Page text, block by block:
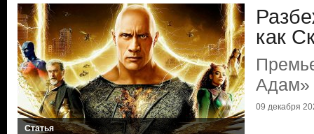
Статья
как
Адам»
09 декабря